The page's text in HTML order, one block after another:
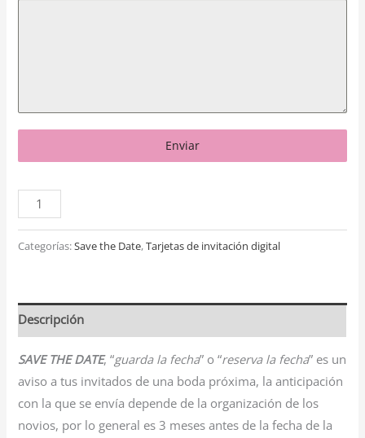
Enviar
Categorías:Save the Date,Tarjetas de invitación digital
Descripción
SAVE THE DATE, “guarda la fecha” o “reserva la fecha” es un
aviso a tus invitados de una boda próxima, la anticipación
con la que se envía depende de la organización de los
novios, por lo general es 3 meses antes de la fecha de la